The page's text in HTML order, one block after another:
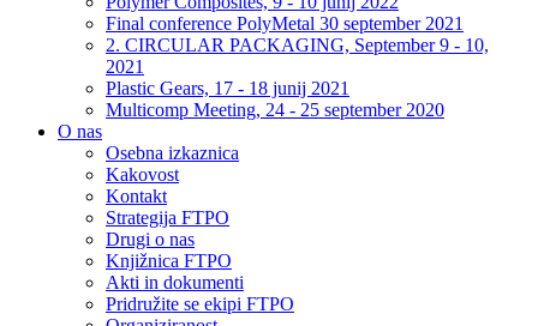
Final conference PolyMetal 30 september 2021
2. CIRCULAR PACKAGING, September 9 - 10,
2021
Plastic Gears, 17 - 18 junij 2021
Multicomp Meeting, 24 - 25 september 2020
O nas
Osebna izkaznica
Kakovost
Kontakt
Strategija FTPO
Drugi o nas
Knjižnica FTPO
Akti in dokumenti
Pridružite se ekipi FTPO